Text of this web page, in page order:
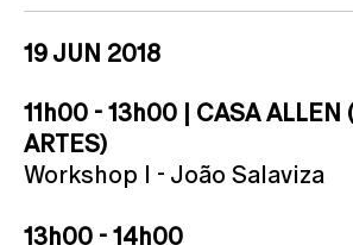
19 JUN 2018
11h00 - 13h00 | CASA ALLEN
ARTES)
Workshop I - João Salaviza
13h00 - 14h00